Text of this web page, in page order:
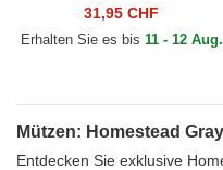
der Homestead Grays MLB
von American Needle
31,95 CHF
Erhalten Sie es bis 11 - 12 Aug.
Mützen: Homestead
Entdecken Sie exklusive